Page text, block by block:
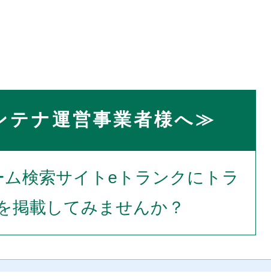
テナ運営事業者様へ≫
検索サイトeトランクにトラ
掲載してみませんか？